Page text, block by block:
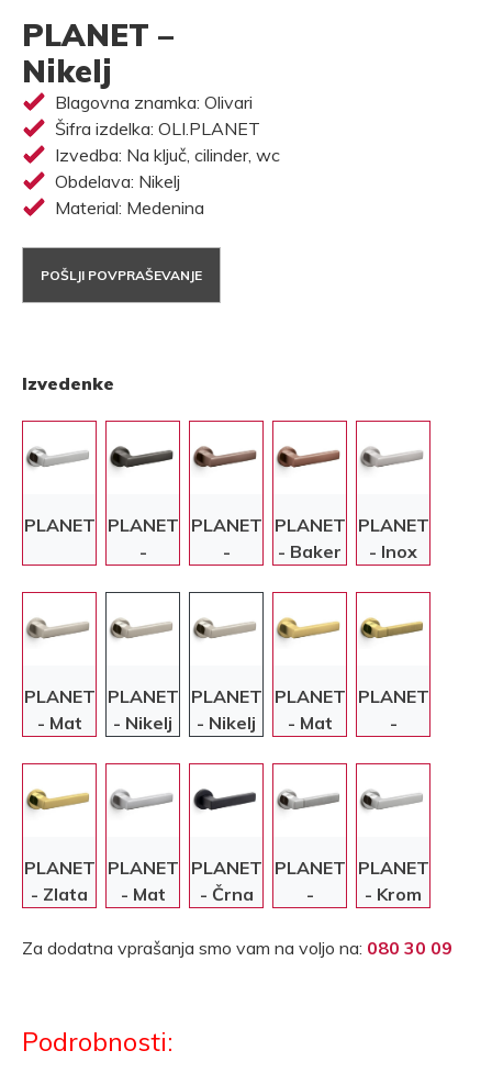
PLANET –
Nikelj
Blagovna znamka: Olivari
Šifra izdelka: OLI.PLANET
Izvedba: Na ključ, cilinder, wc
Obdelava: Nikelj
Material: Medenina
POŠLJI POVPRAŠEVANJE
Izvedenke
PLANET
PLANET
-
PLANET
-
PLANET
- Baker
PLANET
- Inox
PLANET
- Mat
PLANET
- Nikelj
PLANET
- Nikelj
PLANET
- Mat
PLANET
-
PLANET
- Zlata
PLANET
- Mat
PLANET
- Črna
PLANET
-
krom
PLANET
- Krom
Za dodatna vprašanja smo vam na voljo na: 080 30 09
Podrobnosti: